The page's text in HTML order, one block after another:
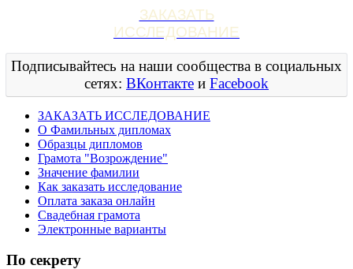
ЗАКАЗАТЬ
ИССЛЕДОВАНИЕ
Подписывайтесь на наши сообщества в социальных
сетях: ВКонтакте и Facebook
ЗАКАЗАТЬ ИССЛЕДОВАНИЕ
О Фамильных дипломах
Образцы дипломов
Грамота "Возрождение"
Значение фамилии
Как заказать исследование
Оплата заказа онлайн
Свадебная грамота
Электронные варианты
По секрету